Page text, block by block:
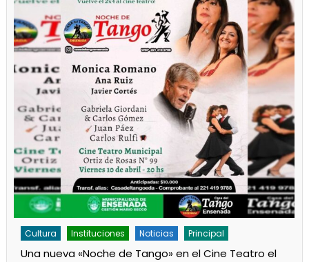
Cultura Instituciones Noticias Principal
Una nueva «Noche de Tango» en el Cine Teatro el